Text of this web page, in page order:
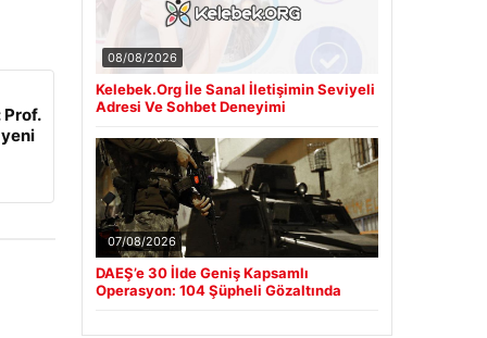
Prof.
08/08/2026
Kelebek.Org İle Sanal İletişimin Seviyeli
Adresi Ve Sohbet Deneyimi
07/08/2026
DAEŞ’e 30 İlde Geniş Kapsamlı
Operasyon: 104 Şüpheli Gözaltında